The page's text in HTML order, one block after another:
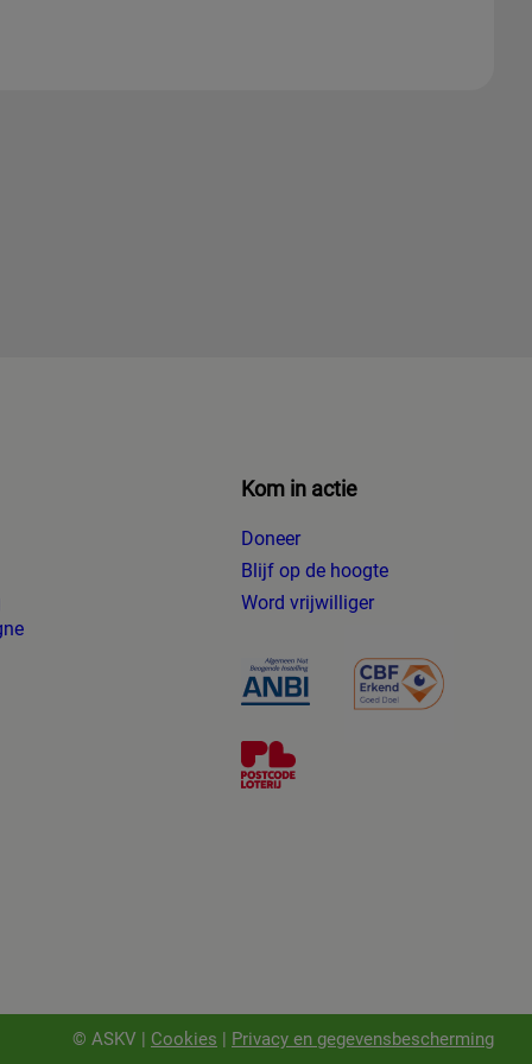
Kom in actie
Doneer
Blijf op de hoogte
Word vrijwilliger
© ASKV | Cookies | Privacy en gegevensbescherming